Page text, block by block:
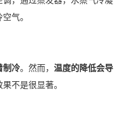
气。
制冷。然而， 温度的降低会导
不是很显著。